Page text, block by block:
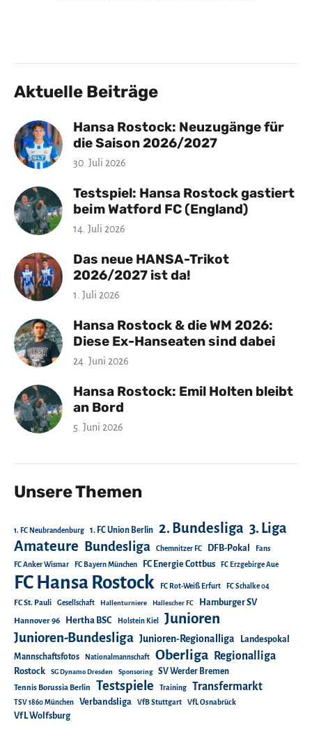
Aktuelle Beiträge
Hansa Rostock: Neuzugänge für
die Saison 2026/2027
30. Juli 2026
Testspiel: Hansa Rostock gastiert
beim Watford FC (England)
14. Juli 2026
Das neue HANSA-Trikot
2026/2027 ist da!
1. Juli 2026
Hansa Rostock & die WM 2026:
Diese Ex-Hanseaten sind dabei
24. Juni 2026
Hansa Rostock: Emil Holten bleibt
an Bord
5. Juni 2026
Unsere Themen
1. FC Neubrandenburg 1. FC Union Berlin 2. Bundesliga 3. Liga
Amateure Bundesliga Chemnitzer FC DFB-Pokal Fans
FC Anker Wismar FC Bayern München FC Energie Cottbus FC Erzgebirge Aue
FC Hansa Rostock FC Rot-Weiß Erfurt FC Schalke 04
FC St. Pauli Gesellschaft Hallenturniere Hallescher FC Hamburger SV
Hannover 96 Hertha BSC Holstein Kiel Junioren
Junioren-Bundesliga Junioren-Regionalliga
Landespokal
Mannschaftsfotos
Nationalmannschaft Oberliga Regionalliga
Rostock SG Dynamo Dresden Sponsoring SV Werder Bremen
Tennis Borussia Berlin Testspiele Training Transfermarkt
TSV 1860 München Verbandsliga VfB Stuttgart VfL Osnabrück
VfL Wolfsburg